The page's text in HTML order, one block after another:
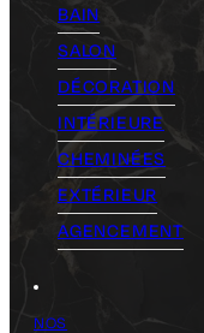
BAIN
SALON
DÉCORATION
INTÉRIEURE
CHEMINÉES
EXTÉRIEUR
AGENCEMENT
NOS